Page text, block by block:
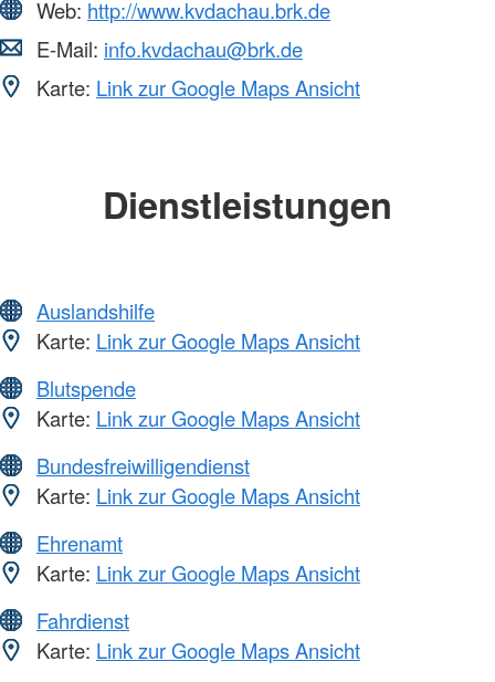
Web: http://www.kvdachau.brk.de
E-Mail: info.kvdachau@brk.de
Karte: Link zur Google Maps Ansicht
Dienstleistungen
Auslandshilfe
Karte: Link zur Google Maps Ansicht
Blutspende
Karte: Link zur Google Maps Ansicht
Bundesfreiwilligendienst
Karte: Link zur Google Maps Ansicht
Ehrenamt
Karte: Link zur Google Maps Ansicht
Fahrdienst
Karte: Link zur Google Maps Ansicht